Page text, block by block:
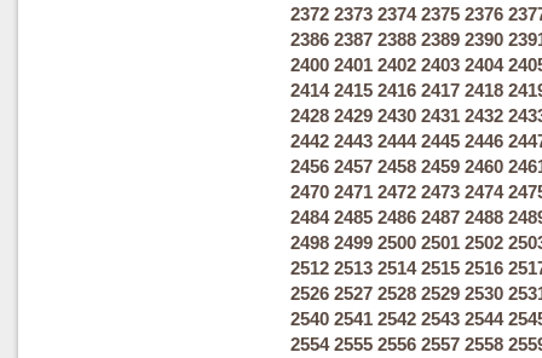
2372 2373 2374 2375 2376
2386 2387 2388 2389 2390
2400 2401 2402 2403 2404
2414 2415 2416 2417 2418
2428 2429 2430 2431 2432
2442 2443 2444 2445 2446
2456 2457 2458 2459 2460
2470 2471 2472 2473 2474
2484 2485 2486 2487 2488
2498 2499 2500 2501 2502
2512 2513 2514 2515 2516
2526 2527 2528 2529 2530
2540 2541 2542 2543 2544
2554 2555 2556 2557 2558